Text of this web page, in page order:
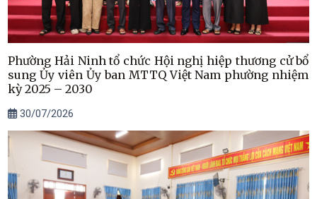
Phường Hải Ninh tổ chức Hội nghị hiệp thương cử bổ
sung Ủy viên Ủy ban MTTQ Việt Nam phường nhiệm
kỳ 2025 – 2030
30/07/2026